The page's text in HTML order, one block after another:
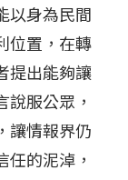
以身為民間
位置，在轉
提出能夠讓
服公眾，
讓情報界仍
的泥淖，